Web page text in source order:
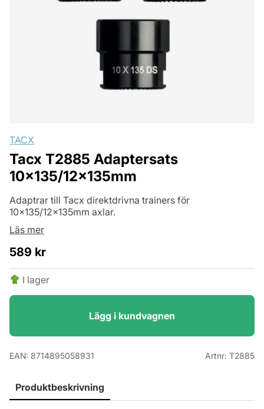
TACX
Tacx T2885 Adaptersats
10x135/12x135mm
Adaptrar till Tacx direktdrivna trainers för
10x135/12x135mm axlar.
Läs mer
589 kr
I lager
Lägg i kundvagnen
EAN: 8714895058931 Artnr: T2885
Produktbeskrivning